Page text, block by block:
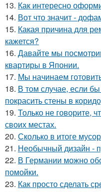
13. Как интересно
14. Вот что значит -
15. Какая причина для
кажется?
16. Давайте мы
квартиры в Японии.
17. Мы начинаем
18. В том случае, если
покрасить стены в
19. Только не говорите,
своих местах.
20. Сколько в итоге
21. Необычный дизайн -
22. В Германии можно
помойки.
23. Как просто сделать